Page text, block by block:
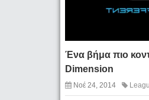
Ένα βήμα πιο
Dimension
Νοέ 24, 2014